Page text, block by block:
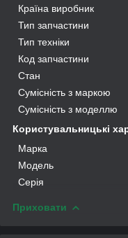
Країна виробник
Тип запчастини
Тип техніки
Код запчастини
Стан
Сумісність з маркою
Сумісність з моделлю
Користувальницькі
Марка
Модель
Серія
Приховати